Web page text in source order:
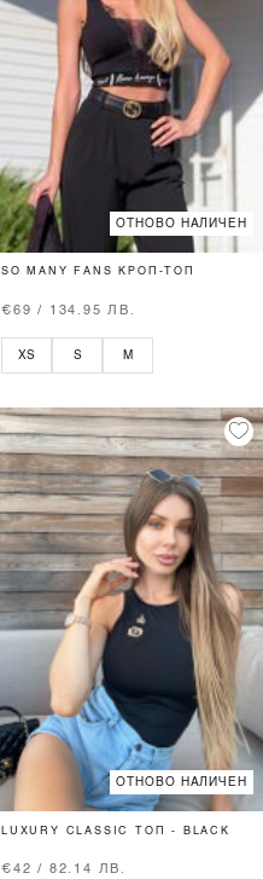
ОТНОВО НАЛИЧЕН
SO MANY FANS КРОП-ТОП
€69 / 134.95 ЛВ.
XS S M
ОТНОВО НАЛИЧЕН
LUXURY CLASSIC ТОП - BLACK
€42 / 82.14 ЛВ.